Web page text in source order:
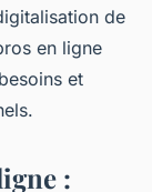
de
en ligne
et
: